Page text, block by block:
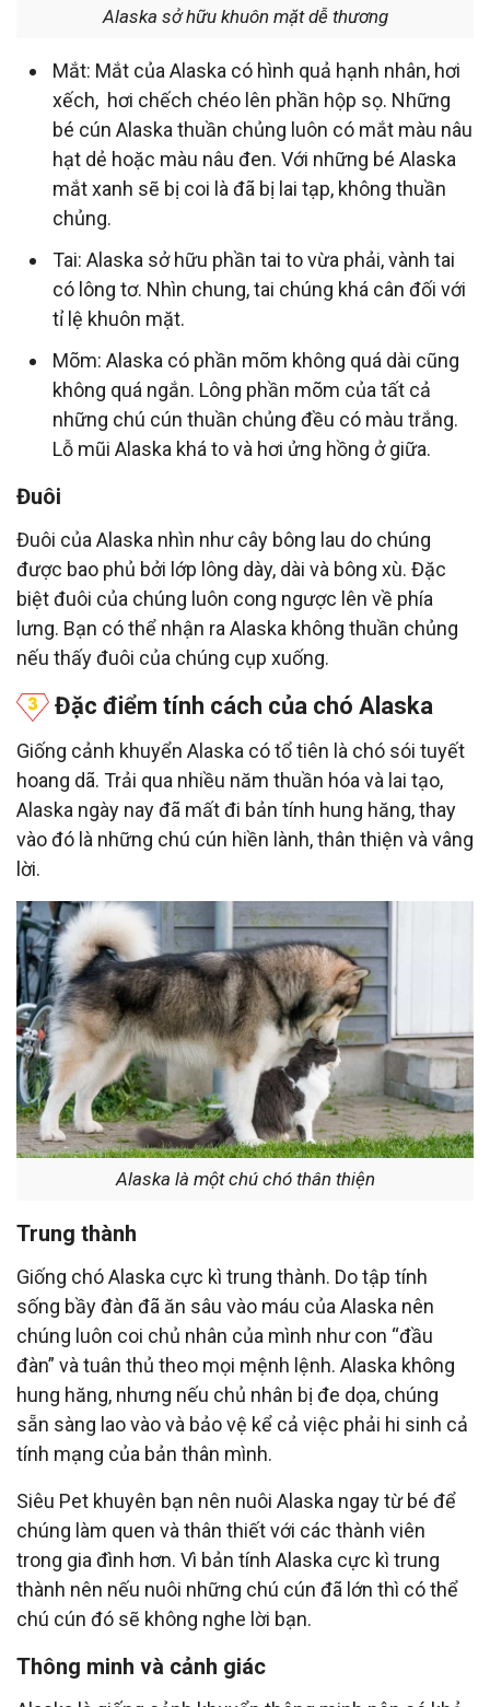
Alaska sở hữu khuôn mặt dễ thương
Mắt: Mắt của Alaska có hình quả hạnh nhân, hơi
xếch, hơi chếch chéo lên phần hộp sọ. Những
bé cún Alaska thuần chủng luôn có mắt màu nâu
hạt dẻ hoặc màu nâu đen. Với những bé Alaska
mắt xanh sẽ bị coi là đã bị lai tạp, không thuần
chủng.
Tai: Alaska sở hữu phần tai to vừa phải, vành tai
có lông tơ. Nhìn chung, tai chúng khá cân đối với
tỉ lệ khuôn mặt.
Mõm: Alaska có phần mõm không quá dài cũng
không quá ngắn. Lông phần mõm của tất cả
những chú cún thuần chủng đều có màu trắng.
Lỗ mũi Alaska khá to và hơi ửng hồng ở giữa.
Đuôi
Đuôi của Alaska nhìn như cây bông lau do chúng
được bao phủ bởi lớp lông dày, dài và bông xù. Đặc
biệt đuôi của chúng luôn cong ngược lên về phía
lưng. Bạn có thể nhận ra Alaska không thuần chủng
nếu thấy đuôi của chúng cụp xuống.
Đặc điểm tính cách của chó Alaska
Giống cảnh khuyển Alaska có tổ tiên là chó sói tuyết
hoang dã. Trải qua nhiều năm thuần hóa và lai tạo,
Alaska ngày nay đã mất đi bản tính hung hăng, thay
vào đó là những chú cún hiền lành, thân thiện và vâng
lời.
Alaska là một chú chó thân thiện
Trung thành
Giống chó Alaska cực kì trung thành. Do tập tính
sống bầy đàn đã ăn sâu vào máu của Alaska nên
chúng luôn coi chủ nhân của mình như con “đầu
đàn” và tuân thủ theo mọi mệnh lệnh. Alaska không
hung hăng, nhưng nếu chủ nhân bị đe dọa, chúng
sẵn sàng lao vào và bảo vệ kể cả việc phải hi sinh cả
tính mạng của bản thân mình.
Siêu Pet khuyên bạn nên nuôi Alaska ngay từ bé để
chúng làm quen và thân thiết với các thành viên
trong gia đình hơn. Vì bản tính Alaska cực kì trung
thành nên nếu nuôi những chú cún đã lớn thì có thể
chú cún đó sẽ không nghe lời bạn.
Thông minh và cảnh giác